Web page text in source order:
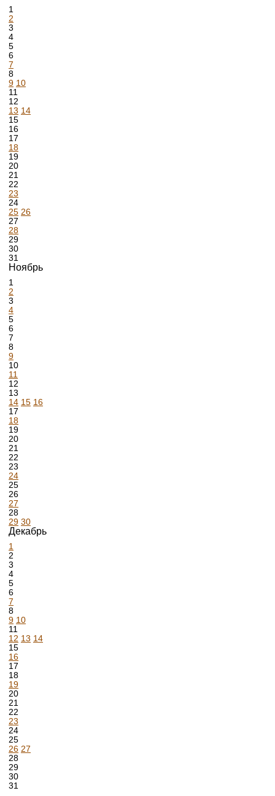
1
2
3
4
5
6
7
8
9 10
11
12
13 14
15
16
17
18
19
20
21
22
23
24
25 26
27
28
29
30
31
Ноябрь
1
2
3
4
5
6
7
8
9
10
11
12
13
14 15 16
17
18
19
20
21
22
23
24
25
26
27
28
29 30
Декабрь
1
2
3
4
5
6
7
8
9 10
11
12 13 14
15
16
17
18
19
20
21
22
23
24
25
26 27
28
29
30
31